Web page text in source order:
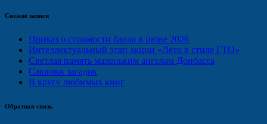
Свежие записи
Приказ о стоимости балла в июне 2026
Интеллектуальный этап акции «Лето в стиле ГТО»
Светлая память маленьким ангелам Донбасса
Саквояж загадок
В кругу любимых книг
Обратная связь